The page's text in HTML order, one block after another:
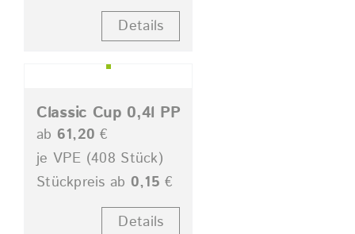
Details
Classic Cup 0,4l PP
ab 61,20 €
je VPE (408 Stück)
Stückpreis ab 0,15 €
Details